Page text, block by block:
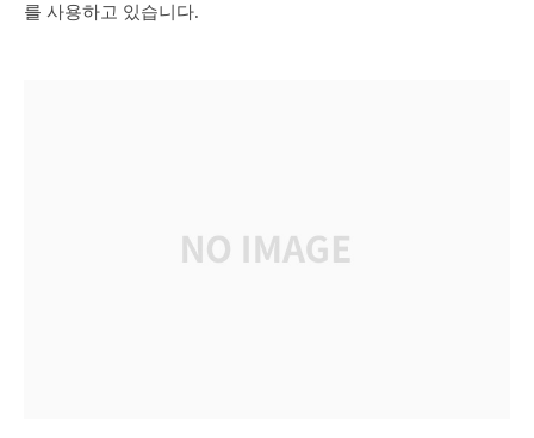
를 사용하고 있습니다.